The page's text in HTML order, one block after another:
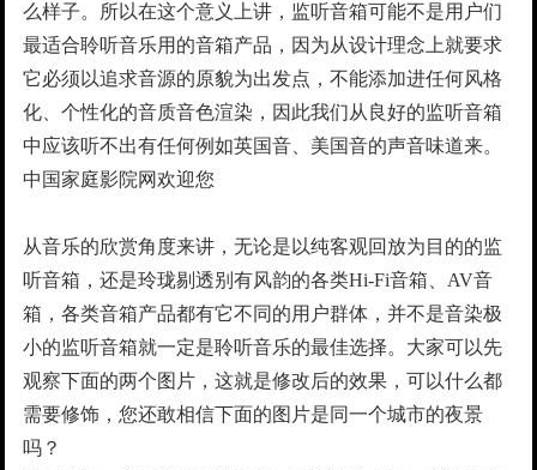
么样子。所以在这个意义上讲，监听音箱可能不是用户们
最适合聆听音乐用的音箱产品，因为从设计理念上就要求
它必须以追求音源的原貌为出发点，不能添加进任何风格
化、个性化的音质音色渲染，因此我们从良好的监听音箱
中应该听不出有任何例如英国音、美国音的声音味道来。
中国家庭影院网欢迎您
从音乐的欣赏角度来讲，无论是以纯客观回放为目的的监
听音箱，还是玲珑剔透别有风韵的各类Hi-Fi音箱、AV音
箱，各类音箱产品都有它不同的用户群体，并不是音染极
小的监听音箱就一定是聆听音乐的最佳选择。大家可以先
观察下面的两个图片，这就是修改后的效果，可以什么都
需要修饰，您还敢相信下面的图片是同一个城市的夜景
吗？